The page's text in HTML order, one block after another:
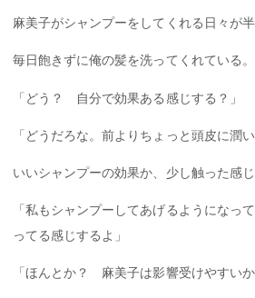
麻美子がシャンプーをしてくれる日々が半
毎日飽きずに俺の髪を洗ってくれている。
「どう？ 自分で効果ある感じする？」
「どうだろな。前よりちょっと頭皮に潤
いいシャンプーの効果か、少し触った感じ
「私もシャンプーしてあげるようになっ
ってる感じするよ」
「ほんとか？ 麻美子は影響受けやすいか